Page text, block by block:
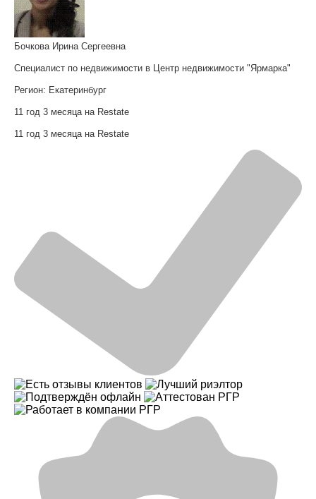
Бочкова Ирина Сергеевна
Специалист по недвижимости в Центр недвижимости "Ярмарка"
Регион: Екатеринбург
11 год 3 месяца на Restate
11 год 3 месяца на Restate